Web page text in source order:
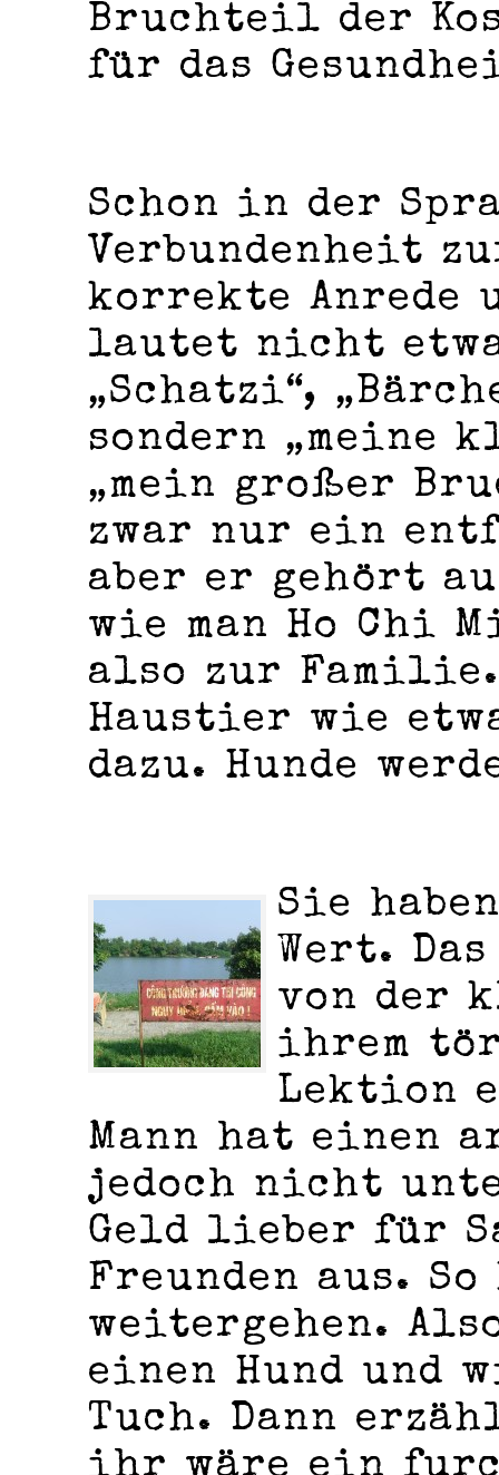
Bruchteil der
für das
Schon in der
Verbundenheit
korrekte Anrede
lautet nicht
„Schatzi“,
sondern „meine
„mein großer
zwar nur ein
aber er gehört
wie man Ho Chi
also zur
Haustier wie
dazu. Hunde
Sie
Wert.
von der
ihrem
Lektion
Mann hat einen
jedoch nicht
Geld lieber für
Freunden aus.
weitergehen.
einen Hund und
Tuch. Dann